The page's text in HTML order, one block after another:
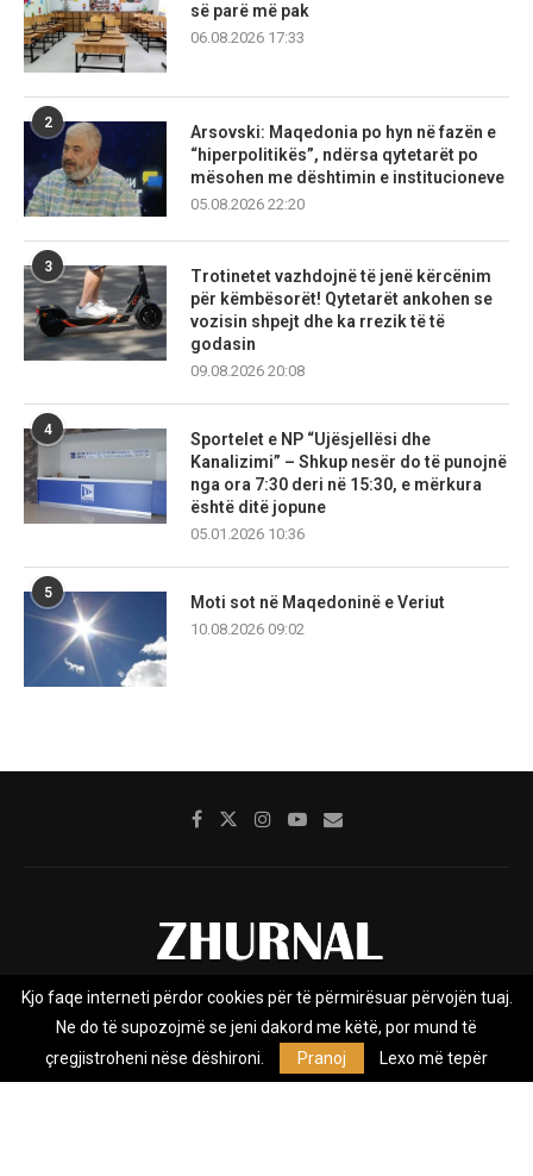
së parë më pak
06.08.2026 17:33
2
Arsovski: Maqedonia po hyn në fazën e
“hiperpolitikës”, ndërsa qytetarët po
mësohen me dështimin e institucioneve
05.08.2026 22:20
3
Trotinetet vazhdojnë të jenë kërcënim
për këmbësorët! Qytetarët ankohen se
vozisin shpejt dhe ka rrezik të të
godasin
09.08.2026 20:08
4
Sportelet e NP “Ujësjellësi dhe
Kanalizimi” – Shkup nesër do të punojnë
nga ora 7:30 deri në 15:30, e mërkura
është ditë jopune
05.01.2026 10:36
5
Moti sot në Maqedoninë e Veriut
10.08.2026 09:02
Rreth nesh Impresumi Marketing
Privacy Policy
Zhurnal.mk është Agjenci e Lajmeve e pavarur, e themeluar në vitin
Kjo faqe interneti përdor cookies për të përmirësuar përvojën tuaj.
Ne do të supozojmë se jeni dakord me këtë, por mund të
çregjistroheni nëse dëshironi.
Pranoj Lexo më tepër